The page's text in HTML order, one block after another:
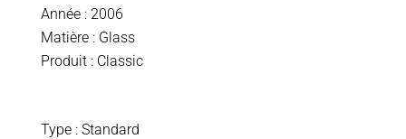
Année : 2006
Matière : Glass
Produit : Classic
Type : Standard